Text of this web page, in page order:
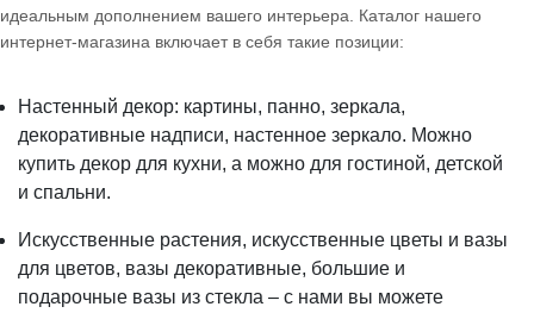
идеальным дополнением вашего интерьера. Каталог нашего
интернет-магазина включает в себя такие позиции:
Настенный декор: картины, панно, зеркала,
декоративные надписи, настенное зеркало. Можно
купить декор для кухни, а можно для гостиной, детской
и спальни.
Искусственные растения, искусственные цветы и вазы
для цветов, вазы декоративные, большие и
подарочные вазы из стекла – с нами вы можете